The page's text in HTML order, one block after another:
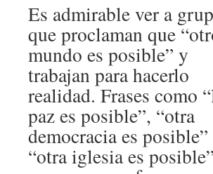
Es admirable ver a
que proclaman que
mundo es posible” y
trabajan para hacerlo
realidad. Frases como
paz es posible”, “otra
democracia es
“otra iglesia es